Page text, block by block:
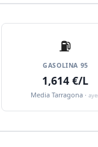
⛽️
GASOLINA 95
1,614 €/L
Media Tarragona ·